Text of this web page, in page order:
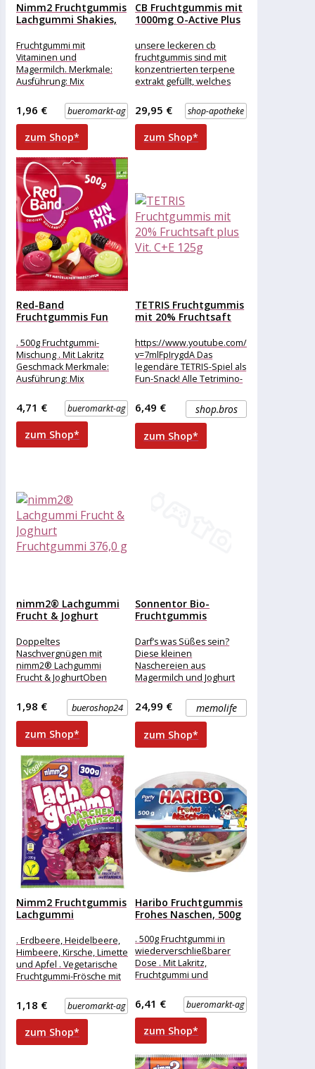
Nimm2 Fruchtgummis
Lachgummi Shakies,
Fruchtgummi mit
Vitaminen und
Magermilch. Merkmale:
Ausführung: Mix
Geschmack: Frucht, Milch
Zutaten: Glukosesirup,
Zucker, Feuchthaltemittel
Sorbitsirup,
MAGERMILCHPULVER
(5,5%),
bueromarkt-ag
1,96 €
zum Shop*
CB Fruchtgummis mit
1000mg O-Active Plus
unsere leckeren cb
fruchtgummis sind mit
konzentrierten terpene
extrakt gefüllt, welches
hanf extrahiert wird. diese
einfach einzunehmenden
shop-apotheke
29,95 €
zum Shop*
Red-Band
Fruchtgummis Fun
. 500g Fruchtgummi-
Mischung . Mit Lakritz
Geschmack Merkmale:
Ausführung: Mix
Geschmack: Frucht, Lakritz
Zutaten: Glukosesirup,
Zucker, modifizierte
Stärke,
bueromarkt-ag
4,71 €
zum Shop*
TETRIS Fruchtgummis
mit 20% Fruchtsaft
https://www.youtube.com/watch?
v=7mlFpIrygdA Das
legendäre TETRIS-Spiel als
Fun-Snack! Alle Tetrimino-
Bonus-Form in einem
hochwertigen Beutel.
Made in Germany Qualität!
shop.bros
6,49 €
zum Shop*
nimm2® Lachgummi
Frucht & Joghurt
Doppeltes
Naschvergnügen mit
nimm2® Lachgummi
Frucht & JoghurtOben
fluffiges Joghurt, so
kommen die nimm2®
Lachgummi Frucht &
bueroshop24
1,98 €
zum Shop*
Sonnentor Bio-
Fruchtgummis
Bengelchen‘, 1000 g
Darf’s was Süßes sein?
Diese kleinen
Naschereien aus
Magermilch und Joghurt
Mund verschwunden und
immer
memolife
24,99 €
zum Shop*
Nimm2 Fruchtgummis
Lachgummi
Fruchtsaft und...
. Erdbeere, Heidelbeere,
Himbeere, Kirsche, Limette
und Apfel . Vegetarische
Fruchtgummi-Frösche mit
Merkmale: Ausführung:
Mix, vegetarisch
Verpackung: Kleinpackung
bueromarkt-ag
1,18 €
zum Shop*
Haribo Fruchtgummis
Frohes Naschen, 500g
. 500g Fruchtgummi in
wiederverschließbarer
Dose . Mit Lakritz,
Fruchtgummi und
der beliebtesten Haribo-
Weihnachtsklassikern
Merkmale: Ausführung:
Mix
bueromarkt-ag
6,41 €
zum Shop*